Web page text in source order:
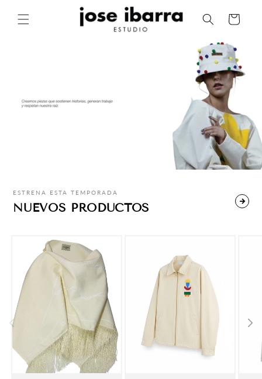
directamente
al contenido
Carrito
ESTRENA ESTA TEMPORADA
NUEVOS PRODUCTOS